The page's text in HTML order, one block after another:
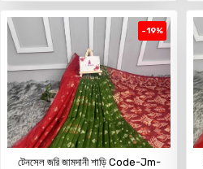
-19%
টেনসেল জরি জামদানী শাড়ি Code-Jm-